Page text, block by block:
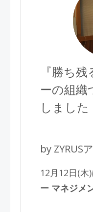
『勝ち
ーの組織
しました
by ZYRUS
12月12日(
ー マネジメ